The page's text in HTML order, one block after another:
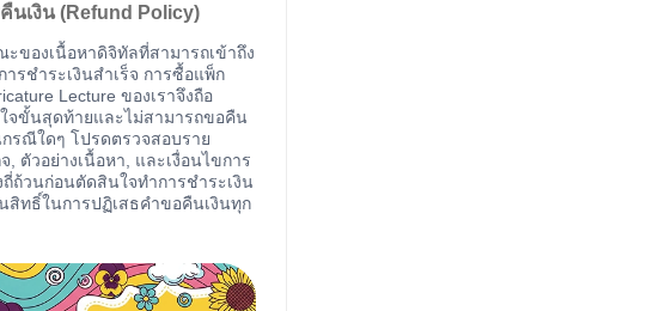
นเงิน (Refund Policy)
ะของเนื้อหาดิจิทัลที่สามารถเข้าถึง
ารชำระเงินสำเร็จ การซื้อแพ็ก
Lecture ของเราจึงถือ
จขั้นสุดท้ายและไม่สามารถขอคืน
กรณีใดๆ โปรดตรวจสอบราย
, ตัวอย่างเนื้อหา, และเงื่อนไขการ
ถี่ถ้วนก่อนตัดสินใจทำการชำระเงิน
สิทธิ์ในการปฏิเสธคำขอคืนเงินทุก